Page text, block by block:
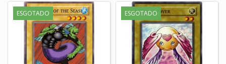
ESGOTADO ESGOTADO